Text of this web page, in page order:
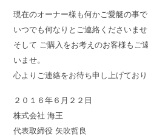
現在のオーナー様も何かご愛艇の事
いつでも何なりとご連絡くださいませ
そして ご購入をお考えのお客様もご
いませ。
心よりご連絡をお待ち申し上げており
２０１６年６月２２日
株式会社 海王
代表取締役 矢吹哲良